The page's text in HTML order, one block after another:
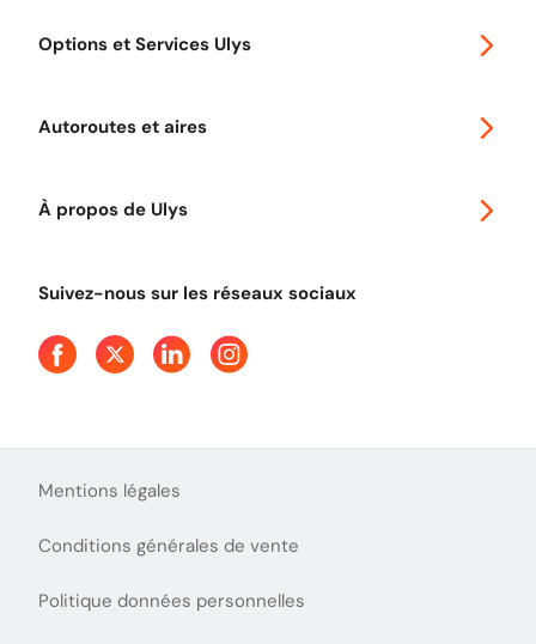
Options et Services Ulys
Autoroutes et aires
À propos de Ulys
Suivez-nous sur les réseaux sociaux
Mentions légales
Conditions générales de vente
Politique données personnelles